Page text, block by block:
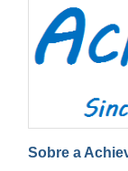
Sobre a